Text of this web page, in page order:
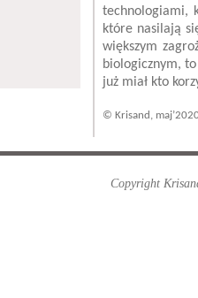
technologiami,
które nasilają
większym
biologicznym,
już miał kto
© Krisand,
Copyright